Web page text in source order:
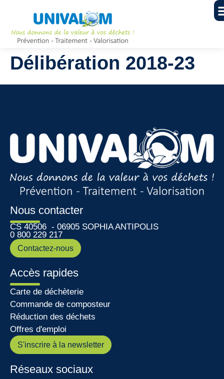
Délibération 2018-23
Nous contacter
CS 40506 - 06905 SOPHIA ANTIPOLIS
0 800 229 217
Contactez-nous
Accès rapides
Carte de déchèterie
Commande de composteur
Réduction des déchets
Offres d'emploi
S'inscrire à la newsletter
Réseaux sociaux